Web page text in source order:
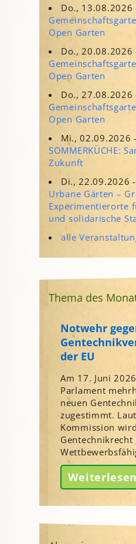
Do., 13.08.2026
Open Garten
Do., 20.08.2026
Open Garten
Do., 27.08.2026
Open Garten
Mi., 02.09.2026 -
SOMMERKÜCHE:
Zukunft
Di., 22.09.2026 -
Urbane Gärten –
Experimentierorte
und solidarische
alle
Thema des
Notwehr
der EU
Am 17. Juni
Parlament
neuen
zugestimmt.
Kommission
Gentechnikrecht
Weiterlesen